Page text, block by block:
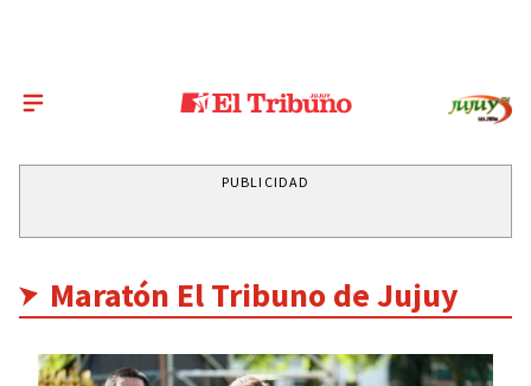
PUBLICIDAD
Maratón El Tribuno de Jujuy